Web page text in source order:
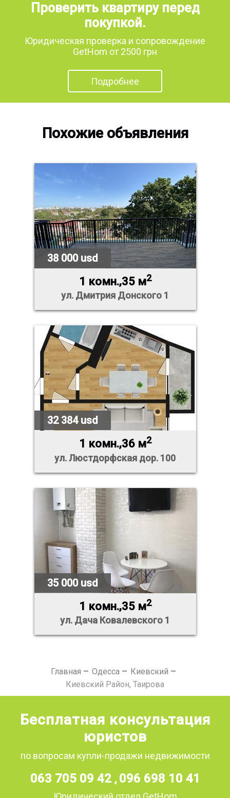
Проверить квартиру перед
покупкой.
Юридическая проверка и сопровождение
GetHom от 2500 грн
Подробнее
Похожие объявления
38 000 usd
1 комн.,35 м2
ул. Дмитрия Донского 1
32 384 usd
1 комн.,36 м2
ул. Люстдорфская дор. 100
35 000 usd
1 комн.,35 м2
ул. Дача Ковалевского 1
Главная Одесса
Киевский
Киевский Район, Таирова
Бесплатная консультация
юристов
по вопросам купли-продажи недвижимости
063 705 09 42 , 096 698 10 41